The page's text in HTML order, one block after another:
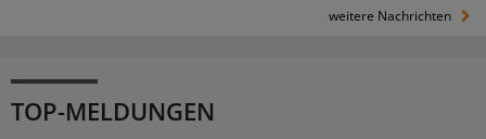
weitere Nachrichten
TOP-MELDUNGEN